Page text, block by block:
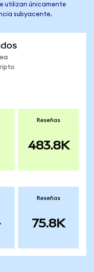
utilizan únicamente
subyacente.
Reseñas
483.8K
Reseñas
75.8K